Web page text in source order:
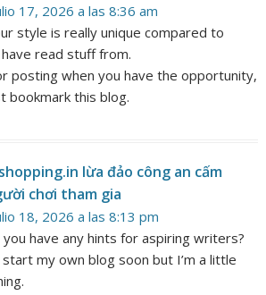
17, 2026 a las 8:36 am
style is really unique compared to
read stuff from.
posting when you have the opportunity,
bookmark this blog.
lừa đảo công an cấm
chơi tham gia
18, 2026 a las 8:13 pm
have any hints for aspiring writers?
start my own blog soon but I’m a little